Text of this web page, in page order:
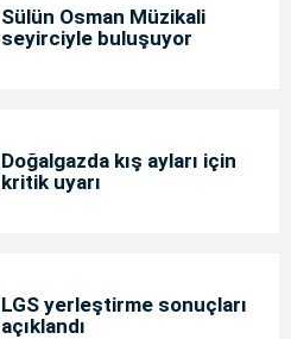
Sülün Osman Müzikali
seyirciyle buluşuyor
Doğalgazda kış ayları için
kritik uyarı
LGS yerleştirme sonuçları
açıklandı